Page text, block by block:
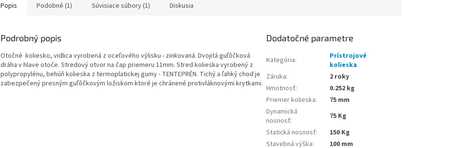
Popis Podobné (1) Súvisiace súbory (1) Diskusia
Podrobný popis
Otočné koliesko, vidlica vyrobená z oceľového výlisku - zinkovaná. Dvojitá guľôčková
dráha v hlave otoče. Stredový otvor na čap priemeru 11mm. Stred kolieska vyrobený z
polypropylénu, behúň kolieska z termoplatickej gumy - TENTEPRÉN. Tichý a ľahký chod je
zabezpečený presným guľôčkovým ložiskom ktoré je chránené protivláknovými krytkami.
Dodatočné parametre
Kategória:
Prístrojové
kolieska
Záruka:
2 roky
Hmotnosť:
0.252 kg
Priemer kolieska:
75 mm
Dynamická
nosnosť:
75 Kg
Statická nosnosť:
150 Kg
Stavebná výška:
100 mm